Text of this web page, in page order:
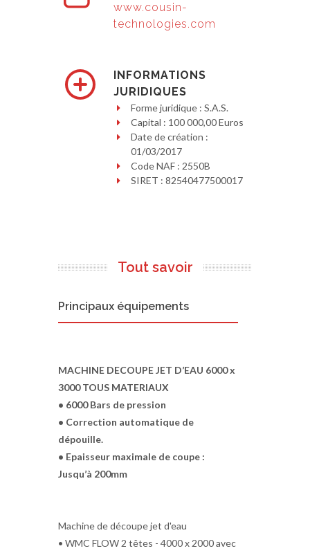
www.cousin-
technologies.com
INFORMATIONS
JURIDIQUES
Forme juridique : S.A.S.
Capital : 100 000,00 Euros
Date de création :
01/03/2017
Code NAF : 2550B
SIRET : 82540477500017
Tout savoir
Principaux équipements
MACHINE DECOUPE JET D’EAU 6000 x
3000 TOUS MATERIAUX
• 6000 Bars de pression
• Correction automatique de
dépouille.
• Epaisseur maximale de coupe :
Jusqu’à 200mm
Machine de découpe jet d'eau
• WMC FLOW 2 têtes - 4000 x 2000 avec